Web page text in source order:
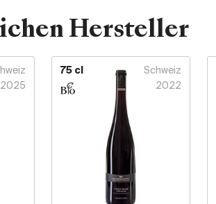
Hersteller
2025
75 cl
Schweiz
2022